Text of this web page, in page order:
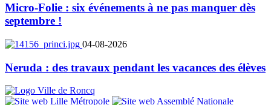
Micro-Folie : six événements à ne pas manquer dès
septembre !
04-08-2026
Neruda : des travaux pendant les vacances des élèves